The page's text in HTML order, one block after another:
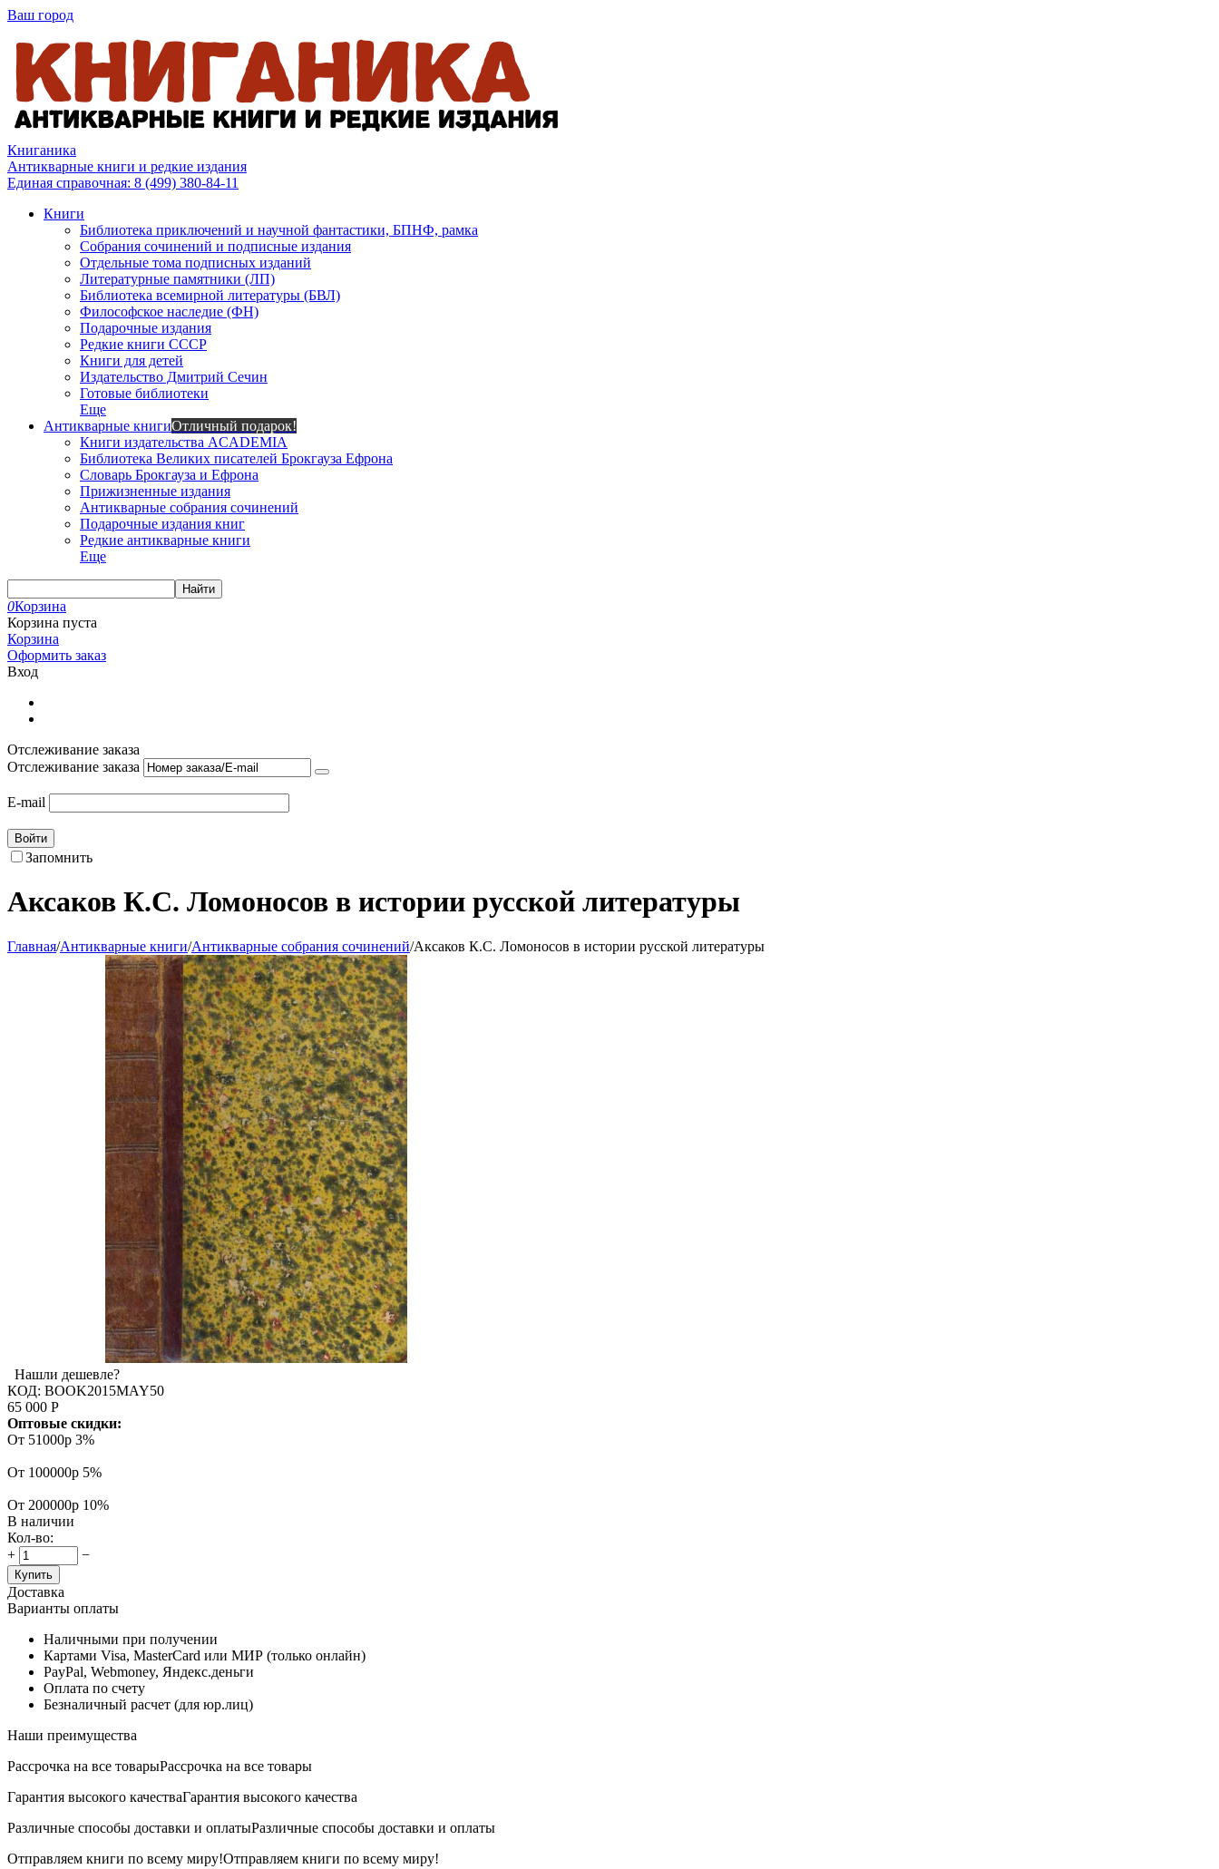
Ваш город
Книганика
Антикварные книги и редкие издания
Единая справочная: 8 (499) 380-84-11
Книги
Библиотека приключений и научной фантастики, БПНФ, рамка
Собрания сочинений и подписные издания
Отдельные тома подписных изданий
Литературные памятники (ЛП)
Библиотека всемирной литературы (БВЛ)
Философское наследие (ФН)
Подарочные издания
Редкие книги СССР
Книги для детей
Издательство Дмитрий Сечин
Готовые библиотеки
Еще
Антикварные книгиОтличный подарок!
Книги издательства ACADEMIA
Библиотека Великих писателей Брокгауза Ефрона
Словарь Брокгауза и Ефрона
Прижизненные издания
Антикварные собрания сочинений
Подарочные издания книг
Редкие антикварные книги
Еще
Найти
0Корзина
Корзина пуста
Корзина
Оформить заказ
Вход
Отслеживание заказа
Отслеживание заказа
E-mail
Войти
Запомнить
Аксаков К.С. Ломоносов в истории русской литературы
Главная/Антикварные книги/Антикварные собрания сочинений/Аксаков К.С. Ломоносов в истории русской литературы
Нашли дешевле?
КОД: BOOK2015MAY50
65 000 Р
Оптовые скидки:
От 51000р 3%
От 100000р 5%
От 200000р 10%
В наличии
Кол-во:
+
−
Купить
Доставка
Варианты оплаты
Наличными при получении
Картами Visa, MasterCard или МИР (только онлайн)
PayPal, Webmoney, Яндекс.деньги
Оплата по счету
Безналичный расчет (для юр.лиц)
Наши преимущества
Рассрочка на все товарыРассрочка на все товары
Гарантия высокого качестваГарантия высокого качества
Различные способы доставки и оплатыРазличные способы доставки и оплаты
Отправляем книги по всему миру!Отправляем книги по всему миру!